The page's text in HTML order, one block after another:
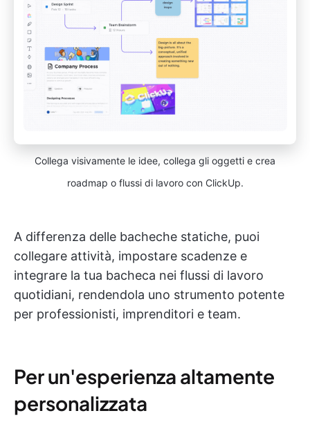
Collega visivamente le idee, collega gli oggetti e crea
roadmap o flussi di lavoro con ClickUp.
A differenza delle bacheche statiche, puoi
collegare attività, impostare scadenze e
integrare la tua bacheca nei flussi di lavoro
quotidiani, rendendola uno strumento potente
per professionisti, imprenditori e team.
Per un'esperienza altamente
personalizzata